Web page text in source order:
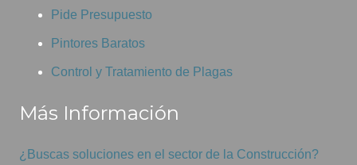
Pide Presupuesto
Pintores Baratos
Control y Tratamiento de Plagas
Más Información
¿Buscas soluciones en el sector de la Construcción?